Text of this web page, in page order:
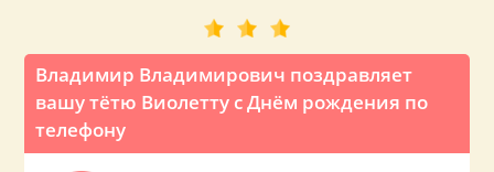
Владимир Владимирович поздравляет
вашу тётю Виолетту с Днём рождения по
телефону